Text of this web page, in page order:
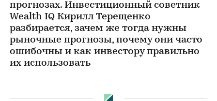
прогнозах. Инвестиционный советник
Wealth IQ Кирилл Терещенко
разбирается, зачем же тогда нужны
рыночные прогнозы, почему они часто
ошибочны и как инвестору правильно
их использовать